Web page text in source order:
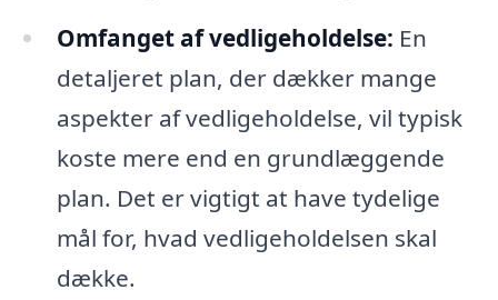
Omfanget af vedligeholdelse: En
detaljeret plan, der dækker mange
aspekter af vedligeholdelse, vil typisk
koste mere end en grundlæggende
plan. Det er vigtigt at have tydelige
mål for, hvad vedligeholdelsen skal
dække.